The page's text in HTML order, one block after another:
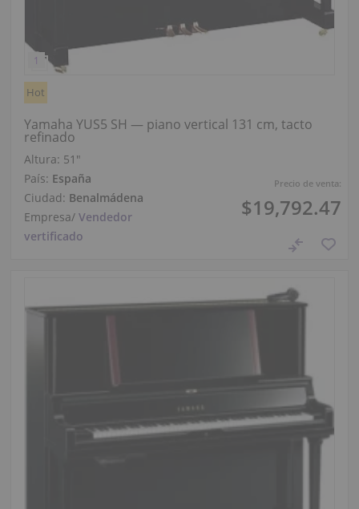
Precio de venta:
$19,792.47
Hot
Yamaha YUS5 SH — piano vertical 131 cm, tacto
refinado
Altura: 51″
País: España
Ciudad: Benalmádena
Empresa/ Vendedor
vertificado